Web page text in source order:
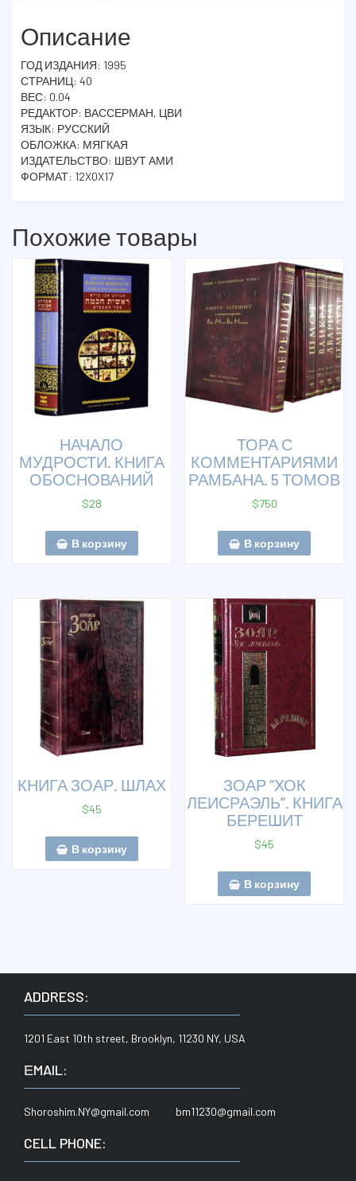
Описание
ГОД ИЗДАНИЯ: 1995
СТРАНИЦ: 40
ВЕС: 0.04
РЕДАКТОР: ВАССЕРМАН, ЦВИ
ЯЗЫК: РУССКИЙ
ОБЛОЖКА: МЯГКАЯ
ИЗДАТЕЛЬСТВО: ШВУТ АМИ
ФОРМАТ: 12X0X17
Похожие товары
НАЧАЛО
МУДРОСТИ. КНИГА
ОБОСНОВАНИЙ
$28
В корзину
ТОРА С
КОММЕНТАРИЯМИ
РАМБАНА. 5 ТОМОВ
$750
В корзину
КНИГА ЗОАР. ШЛАХ
$45
В корзину
ЗОАР “ХОК
ЛЕИСРАЭЛЬ”. КНИГА
БЕРЕШИТ
$45
В корзину
ADDRESS:
1201 East 10th street, Brooklyn, 11230 NY, USA
ЕMAIL:
Shoroshim.NY@gmail.com bm11230@gmail.com
CELL PHONE: